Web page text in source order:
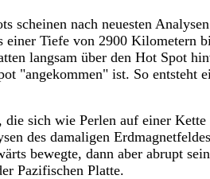
scheinen nach neuesten
einer Tiefe von 2900
langsam über den Hot Spot
"angekommen" ist. So
sich wie Perlen auf einer
des damaligen
bewegte, dann aber abrupt
Pazifischen Platte.